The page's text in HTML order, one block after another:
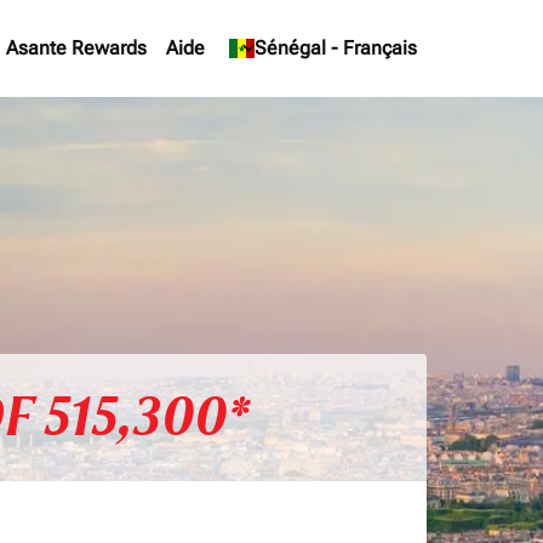
Asante Rewards Aide Sénégal - Français
keyboard_arrow_down
515,300*